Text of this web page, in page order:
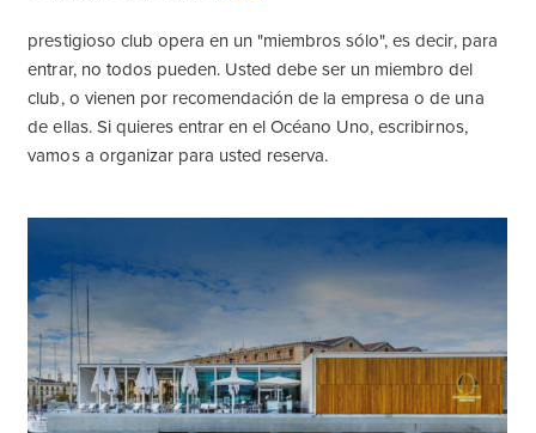
prestigioso club opera en un "miembros sólo", es decir, para
entrar, no todos pueden. Usted debe ser un miembro del
club, o vienen por recomendación de la empresa o de una
de ellas. Si quieres entrar en el Océano Uno, escribirnos,
vamos a organizar para usted reserva.